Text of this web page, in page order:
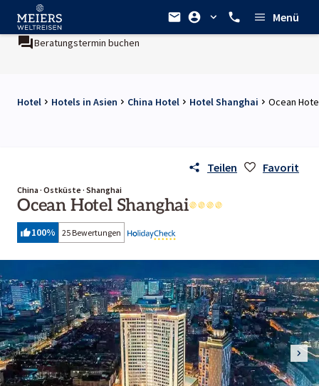
Menü
Beratungstermin buchen
Hotel Hotels in Asien China Hotel Hotel Shanghai Ocean
Teilen Favorit
China · Ostküste · Shanghai
Ocean Hotel Shanghai
100% 25 Bewertungen